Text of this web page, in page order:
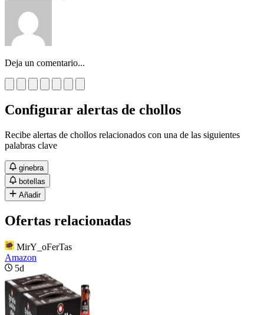
Deja un comentario...
Configurar alertas de chollos
Recibe alertas de chollos relacionados con una de las siguientes
palabras clave
ginebra
botellas
Añadir
Ofertas relacionadas
MirY_oFerTas
Amazon
5d